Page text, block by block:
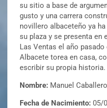
su sitio a base de
gusto y una carrera
novillero albaceteño ya
su plaza y se presenta en
Las Ventas el año
Albacete torea en casa,
escribir su propia historia.
Nombre: Manuel
Fecha de Nacimiento: 05/